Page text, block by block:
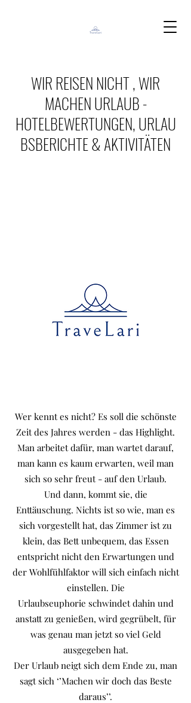
Wer kennt es nicht? Es soll die schönste
Zeit des Jahres werden - das Highlight.
Man arbeitet dafür, man wartet darauf,
man kann es kaum erwarten, weil man
sich so sehr freut - auf den Urlaub.
Und dann, kommt sie, die
Enttäuschung. Nichts ist so wie, man es
sich vorgestellt hat, das Zimmer ist zu
klein, das Bett unbequem, das Essen
entspricht nicht den Erwartungen und
der Wohlfühlfaktor will sich einfach nicht
einstellen. Die
Urlaubseuphorie schwindet dahin und
anstatt zu genießen, wird gegrübelt, für
was genau man jetzt so viel Geld
ausgegeben hat.
Der Urlaub neigt sich dem Ende zu, man
sagt sich ‘’Machen wir doch das Beste
daraus’’.
WIR REISEN NICHT , WIR
MACHEN URLAUB -
HOTELBEWERTUNGEN, URLAU
BSBERICHTE & AKTIVITÄTEN